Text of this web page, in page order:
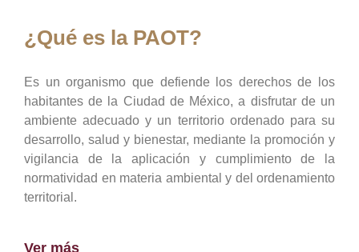
¿Qué es la PAOT?
Es un organismo que defiende los derechos de los
habitantes de la Ciudad de México, a disfrutar de un
ambiente adecuado y un territorio ordenado para su
desarrollo, salud y bienestar, mediante la promoción y
vigilancia de la aplicación y cumplimiento de la
normatividad en materia ambiental y del ordenamiento
territorial.
Ver más